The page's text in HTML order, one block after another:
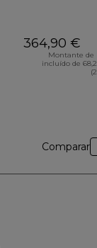
364,90 €
Montante de
incluído de
Comparar